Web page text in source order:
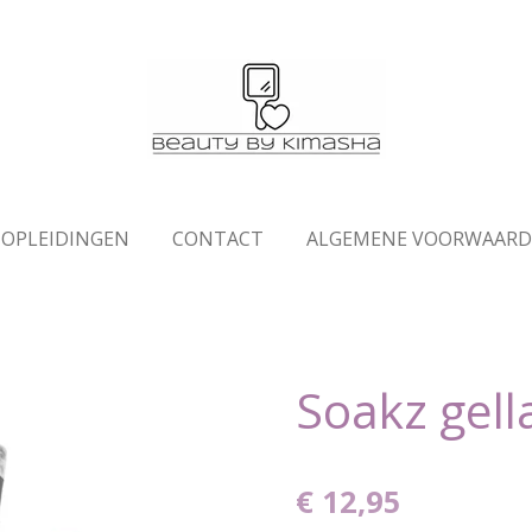
OPLEIDINGEN CONTACT ALGEMENE
Soakz
€ 12,95